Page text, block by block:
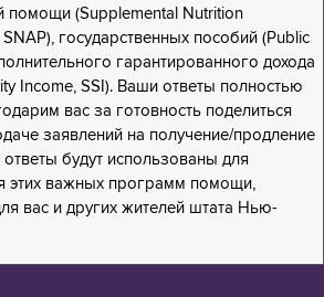
помощи (Supplemental Nutrition
государственных пособий (Public
гарантированного дохода
Income, SSI). Ваши ответы полностью
вас за готовность поделиться
заявлений на получение/продление
будут использованы для
этих важных программ помощи,
вас и других жителей штата Нью-